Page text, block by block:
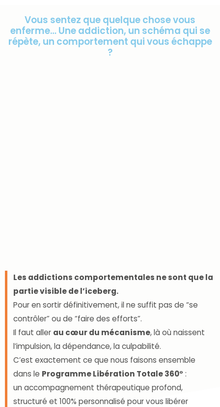
Vous sentez que quelque chose vous
enferme… Une addiction, un schéma qui se
répète, un comportement qui vous échappe
?
Les addictions comportementales ne sont que la
partie visible de l’iceberg.
Pour en sortir définitivement, il ne suffit pas de “se
contrôler” ou de “faire des efforts”.
Il faut aller au cœur du mécanisme, là où naissent
l’impulsion, la dépendance, la culpabilité.
C’est exactement ce que nous faisons ensemble
dans le Programme Libération Totale 360° :
un accompagnement thérapeutique profond,
structuré et 100% personnalisé pour vous libérer